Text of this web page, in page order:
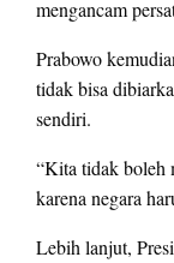
mengancam
Prabowo
tidak bisa
sendiri.
“Kita tidak boleh
karena negara
Lebih lanjut,